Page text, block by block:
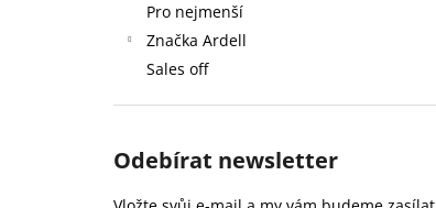
Pro nejmenší
Značka Ardell
Sales off
Odebírat newsletter